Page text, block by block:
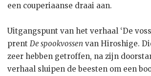
een couperiaanse draai aan.
Uitgangspunt van het verhaal ‘De
prent De spookvossen van Hiroshige.
zeer hebben getroffen, na zijn
verhaal sluipen de beesten om een